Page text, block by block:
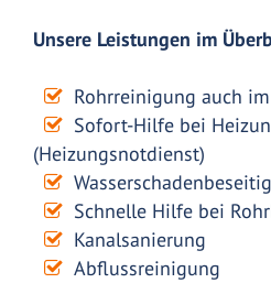
Unsere Leistungen im
Rohrreinigung auch
Sofort-Hilfe bei
(Heizungsnotdienst)
Schnelle Hilfe bei
Kanalsanierung
Abflussreinigung